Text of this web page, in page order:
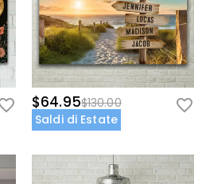
$64.95$130.00
Saldi di Estate